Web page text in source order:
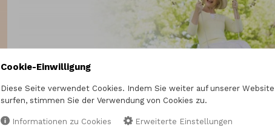
Vitamin K2 trägt zur Knochenmineralisation bei – auch bei
älteren Menschen, reinigt die Blutgefäße, schützt vor
kardiovaskulären und onkologischen Erkrankungen
Cookie-Einwilligung
Diese Seite verwendet Cookies. Indem Sie weiter auf unserer Website
surfen, stimmen Sie der Verwendung von Cookies zu.
Informationen zu Cookies Erweiterte Einstellungen